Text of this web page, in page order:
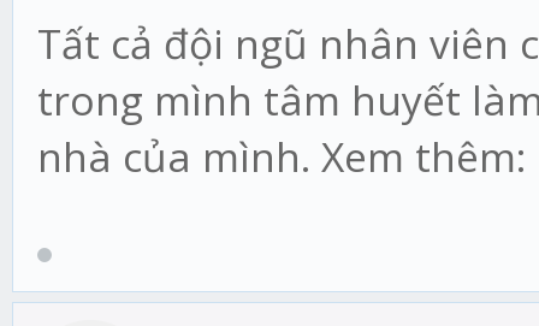
Tất cả đội ngũ nhân viên
trong mình tâm huyết
nhà của mình. Xem thêm: